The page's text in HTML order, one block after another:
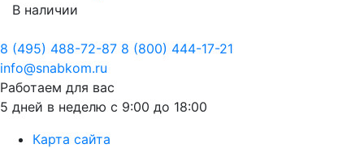
В наличии
8 (495) 488-72-87 8 (800) 444-17-21
info@snabkom.ru
Работаем для вас
5 дней в неделю с 9:00 до 18:00
Карта сайта